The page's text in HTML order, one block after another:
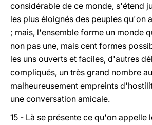
considérable de ce monde, s'étend
les plus éloignés des peuples qu'on
; mais, l'ensemble forme un monde
non pas une, mais cent formes
les uns ouverts et faciles, d'autres
compliqués, un très grand nombre
malheureusement empreints
une conversation amicale.
15 - Là se présente ce qu'on appelle